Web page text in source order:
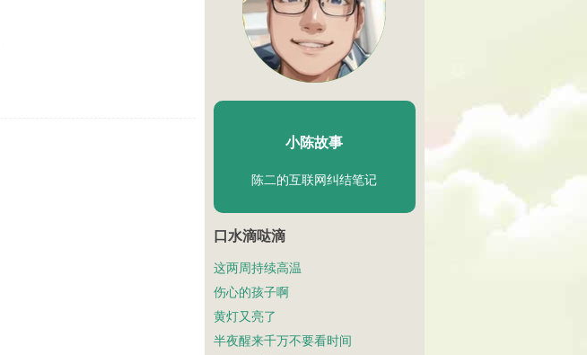
陈二Chenèr
小陈故事
陈二的互联网纠结笔记
口水滴哒滴
这两周持续高温
伤心的孩子啊
黄灯又亮了
半夜醒来千万不要看时间